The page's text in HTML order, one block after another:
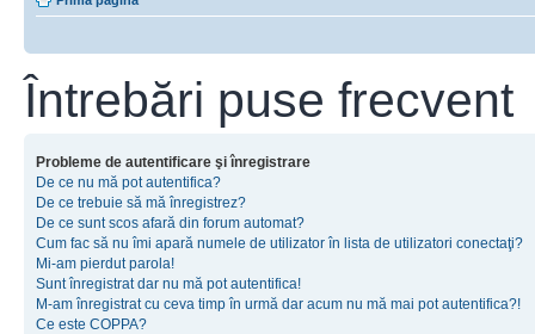
Întrebări puse frecvent
Probleme de autentificare şi înregistrare
De ce nu mă pot autentifica?
De ce trebuie să mă înregistrez?
De ce sunt scos afară din forum automat?
Cum fac să nu îmi apară numele de utilizator în lista de utilizatori conectaţi?
Mi-am pierdut parola!
Sunt înregistrat dar nu mă pot autentifica!
M-am înregistrat cu ceva timp în urmă dar acum nu mă mai pot autentifica?!
Ce este COPPA?